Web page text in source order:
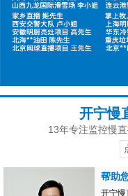
开宁慢
13年专注监控慢
帮助
开宁慢